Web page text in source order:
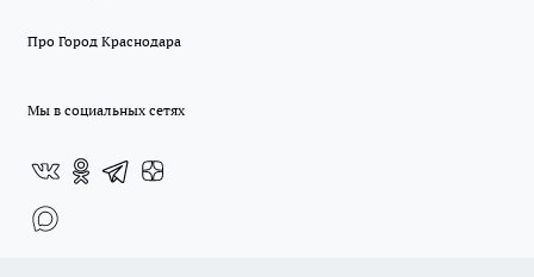
Про Город Краснодара
Мы в социальных сетях